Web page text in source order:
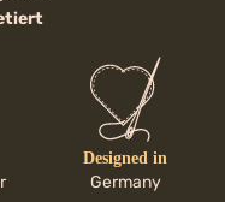
Designed in
Germany